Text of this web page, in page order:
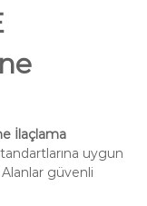
İlaçlama
uygun
güvenli